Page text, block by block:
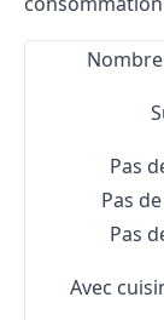
Pas
Pas
Pas
Avec